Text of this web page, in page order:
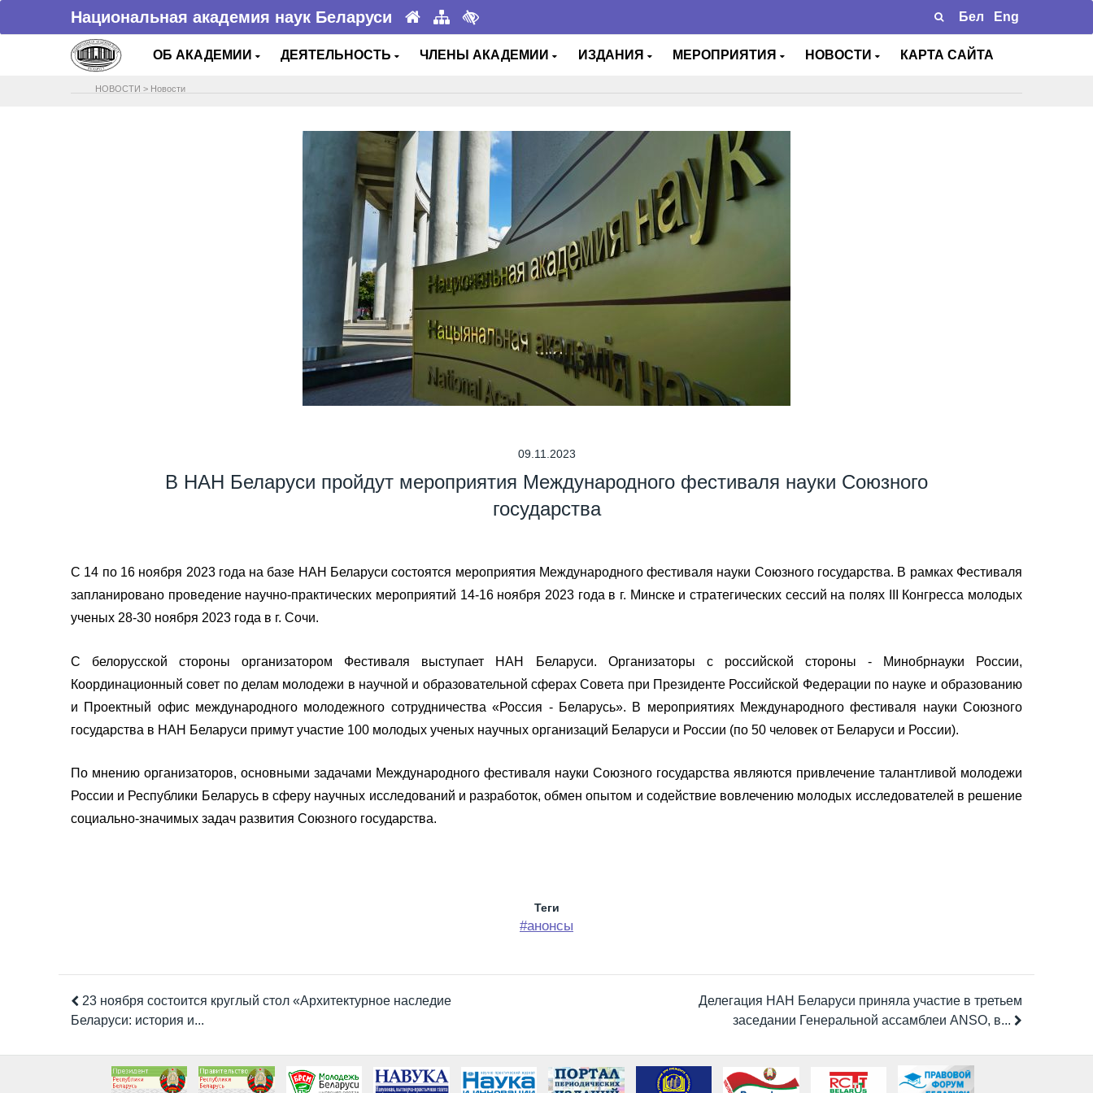
Национальная академия наук Беларуси Бел Eng
ОБ АКАДЕМИИ ДЕЯТЕЛЬНОСТЬ ЧЛЕНЫ АКАДЕМИИ ИЗДАНИЯ МЕРОПРИЯТИЯ НОВОСТИ КАРТА САЙТА
НОВОСТИ > Новости
09.11.2023
В НАН Беларуси пройдут мероприятия Международного фестиваля науки Союзного
государства
С 14 по 16 ноября 2023 года на базе НАН Беларуси состоятся мероприятия Международного фестиваля науки Союзного государства. В рамках Фестиваля
запланировано проведение научно-практических мероприятий 14-16 ноября 2023 года в г. Минске и стратегических сессий на полях III Конгресса молодых
ученых 28-30 ноября 2023 года в г. Сочи.
С белорусской стороны организатором Фестиваля выступает НАН Беларуси. Организаторы с российской стороны - Минобрнауки России,
Координационный совет по делам молодежи в научной и образовательной сферах Совета при Президенте Российской Федерации по науке и образованию
и Проектный офис международного молодежного сотрудничества «Россия - Беларусь». В мероприятиях Международного фестиваля науки Союзного
государства в НАН Беларуси примут участие 100 молодых ученых научных организаций Беларуси и России (по 50 человек от Беларуси и России).
По мнению организаторов, основными задачами Международного фестиваля науки Союзного государства являются привлечение талантливой молодежи
России и Республики Беларусь в сферу научных исследований и разработок, обмен опытом и содействие вовлечению молодых исследователей в решение
социально-значимых задач развития Союзного государства.
Теги
#анонсы
23 ноября состоится круглый стол «Архитектурное наследие
Беларуси: история и...
Делегация НАН Беларуси приняла участие в третьем
заседании Генеральной ассамблеи ANSO, в...